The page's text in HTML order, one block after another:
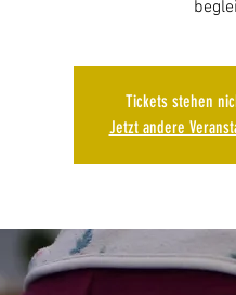
Tickets stehen
Jetzt andere